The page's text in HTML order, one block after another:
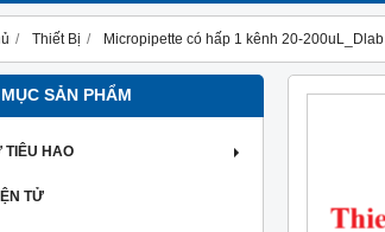
Thiết Bị Micropipette có hấp 1 kênh 20-200uL_Dlab
SẢN PHẨM
TIÊU HAO
TỬ